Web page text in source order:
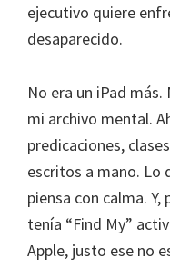
ejecutivo quiere
desaparecido.
No era un iPad
mi archivo mental.
predicaciones,
escritos a mano. Lo
piensa con calma.
tenía “Find My”
Apple, justo ese no